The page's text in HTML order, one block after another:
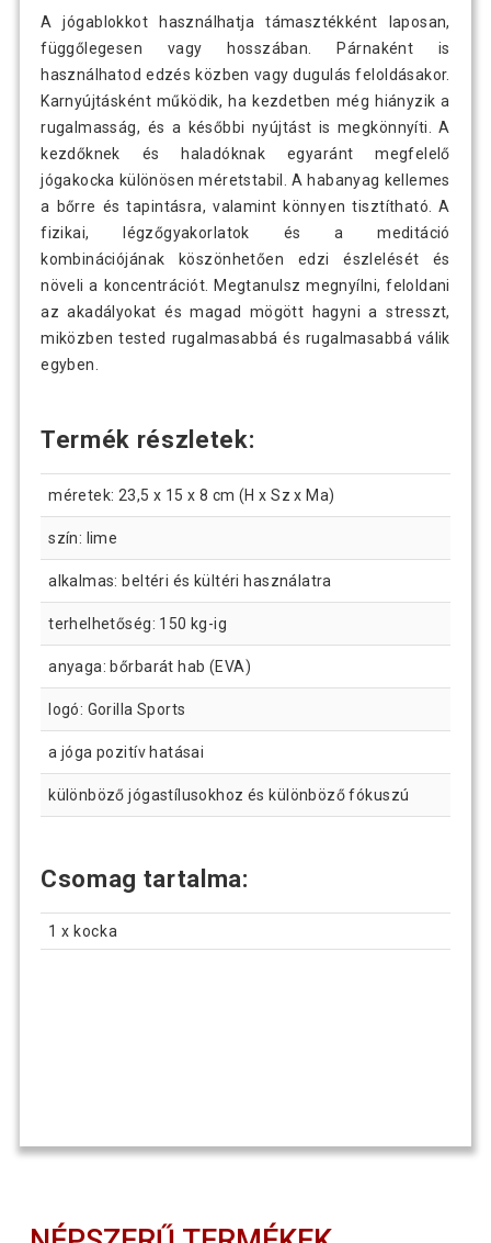
A jógablokkot használhatja támasztékként laposan,
függőlegesen vagy hosszában. Párnaként is
használhatod edzés közben vagy dugulás feloldásakor.
Karnyújtásként működik, ha kezdetben még hiányzik a
rugalmasság, és a későbbi nyújtást is megkönnyíti. A
kezdőknek és haladóknak egyaránt megfelelő
jógakocka különösen méretstabil. A habanyag kellemes
a bőrre és tapintásra, valamint könnyen tisztítható. A
fizikai, légzőgyakorlatok és a meditáció
kombinációjának köszönhetően edzi észlelését és
növeli a koncentrációt. Megtanulsz megnyílni, feloldani
az akadályokat és magad mögött hagyni a stresszt,
miközben tested rugalmasabbá és rugalmasabbá válik
egyben.
Termék részletek:
méretek: 23,5 x 15 x 8 cm (H x Sz x Ma)
szín: lime
alkalmas: beltéri és kültéri használatra
terhelhetőség: 150 kg-ig
anyaga: bőrbarát hab (EVA)
logó: Gorilla Sports
a jóga pozitív hatásai
különböző jógastílusokhoz és különböző fókuszú
Csomag tartalma:
1 x kocka